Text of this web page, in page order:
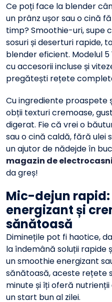
Ce poți face la blender
un prânz ușor sau o cină
timp? Smoothie-uri, supe
sosuri și deserturi rapide,
blender eficient. Modelul 5
cu accesorii incluse și
pregătești rețete
Cu ingrediente proaspete
obții texturi cremoase,
digerat. Fie că vrei o
sau o cină caldă, fără ulei
un ajutor de nădejde în
magazin de
da greș!
Mic-dejun
energizant și
sănătoasă
Diminețile pot fi haotice,
la îndemână soluții rapide
un smoothie energizant
sănătoasă, aceste rețete
minute și îți oferă
un start bun al zilei.